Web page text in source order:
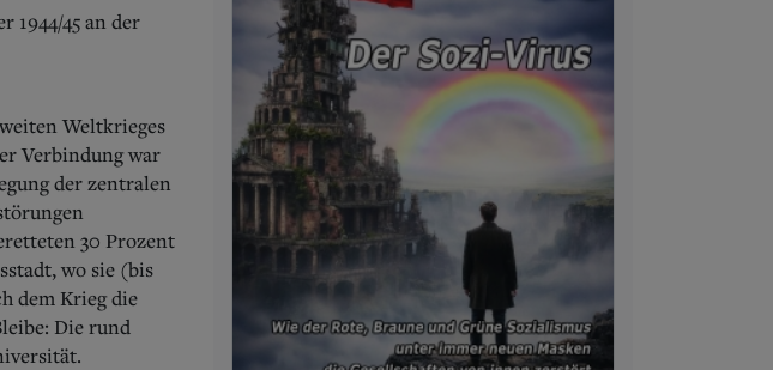
1944/45 an der
Weltkrieges
Verbindung war
der zentralen
30 Prozent
wo sie (bis
dem Krieg die
Die rund